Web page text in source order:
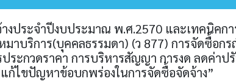
งประจำปีงบประมาณ พ.ศ.2570 และเทคนิคก
าบริการ(บุคคลธรรมดา) (ว 877) การจัดซื้อกร
ระกวดราคา การบริหารสัญญา การงด ลดค่าป
ก้ไขปัญหาข้อบกพร่องในการจัดซื้อจัดจ้าง”